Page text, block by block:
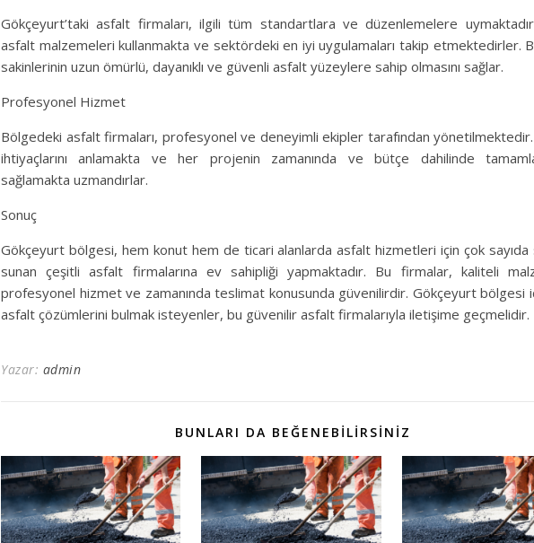
Gökçeyurt’taki asfalt firmaları, ilgili tüm standartlara ve düzenlemelere
asfalt malzemeleri kullanmakta ve sektördeki en iyi uygulamaları takip etmektedirler.
sakinlerinin uzun ömürlü, dayanıklı ve güvenli asfalt yüzeylere sahip olmasını sağlar.
Profesyonel Hizmet
Bölgedeki asfalt firmaları, profesyonel ve deneyimli ekipler tarafından
ihtiyaçlarını anlamakta ve her projenin zamanında ve bütçe dahilinde
sağlamakta uzmandırlar.
Sonuç
Gökçeyurt bölgesi, hem konut hem de ticari alanlarda asfalt hizmetleri için çok sayıda
sunan çeşitli asfalt firmalarına ev sahipliği yapmaktadır. Bu firmalar, kaliteli
profesyonel hizmet ve zamanında teslimat konusunda güvenilirdir. Gökçeyurt bölgesi
asfalt çözümlerini bulmak isteyenler, bu güvenilir asfalt firmalarıyla iletişime geçmelidir.
Yazar: admin
BUNLARI DA BEĞENEBILIRSINIZ